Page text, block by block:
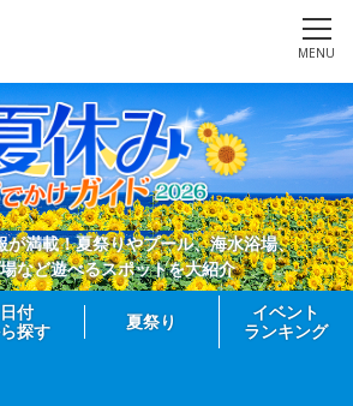
MENU
が満載！夏祭りやプール、海水浴場、
など遊べるスポットを大紹介
日付
探す
夏祭り
イベント
ランキング